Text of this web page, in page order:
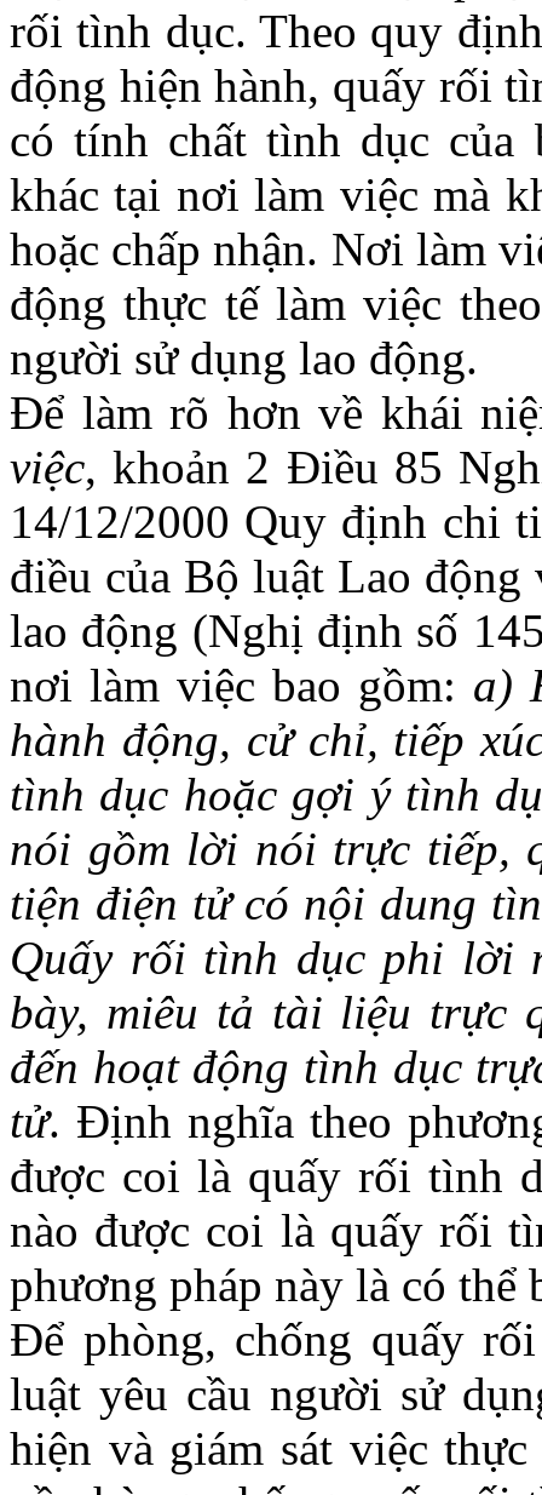
rối tình dục. Theo quy
động hiện hành, quấy rối
có tính chất tình dục
khác tại nơi làm việc mà
hoặc chấp nhận. Nơi làm
động thực tế làm việc
người sử dụng lao động.
Để làm rõ hơn về khái
việc, khoản 2 Điều 85
14/12/2000 Quy định chi
điều của Bộ luật Lao
lao động (Nghị định số
nơi làm việc bao gồm: a)
hành động, cử chỉ, tiếp
tình dục hoặc gợi ý tình
nói gồm lời nói trực tiếp,
tiện điện tử có nội dung
Quấy rối tình dục phi lời
bày, miêu tả tài liệu trực
đến hoạt động tình dục
tử. Định nghĩa theo
được coi là quấy rối tình
nào được coi là quấy rối
phương pháp này là có
Để phòng, chống quấy
luật yêu cầu người sử
hiện và giám sát việc